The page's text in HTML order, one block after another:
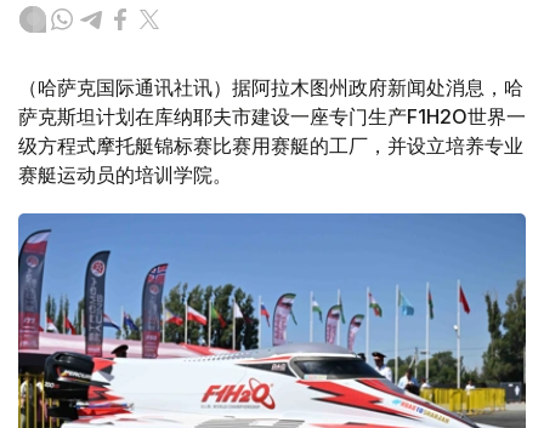
（哈萨克国际通讯社讯）据阿拉木图州政府新闻处消息，哈
萨克斯坦计划在库纳耶夫市建设一座专门生产F1H2O世界一
级方程式摩托艇锦标赛比赛用赛艇的工厂，并设立培养专业
赛艇运动员的培训学院。